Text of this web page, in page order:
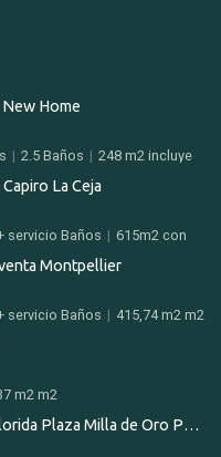
Home
| 2.5 Baños | 248 m2 incluye
La Ceja
servicio Baños | 615m2 con
Montpellier
servicio Baños | 415,74 m2 m2
m2 m2
Apartamento en venta Florida Plaza Milla de Oro Poblado